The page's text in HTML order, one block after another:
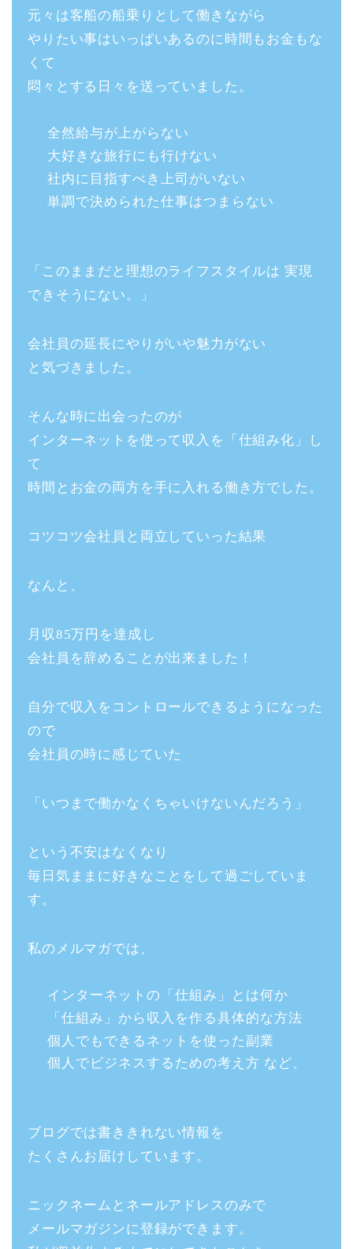
元々は客船の船乗りとして働きながら
やりたい事はいっぱいあるのに時間もお金もな
くて
悶々とする日々を送っていました。
全然給与が上がらない
大好きな旅行にも行けない
社内に目指すべき上司がいない
単調で決められた仕事はつまらない
「このままだと理想のライフスタイルは 実現
できそうにない。」
会社員の延長にやりがいや魅力がない
と気づきました。
そんな時に出会ったのが
インターネットを使って収入を「仕組み化」し
て
時間とお金の両方を手に入れる働き方でした。
コツコツ会社員と両立していった結果
なんと、
月収85万円を達成し
会社員を辞めることが出来ました！
自分で収入をコントロールできるようになった
ので
会社員の時に感じていた
「いつまで働かなくちゃいけないんだろう」
という不安はなくなり
毎日気ままに好きなことをして過ごしていま
す。
私のメルマガでは、
インターネットの「仕組み」とは何か
「仕組み」から収入を作る具体的な方法
個人でもできるネットを使った副業
個人でビジネスするための考え方 など、
ブログでは書ききれない情報を
たくさんお届けしています。
ニックネームとネールアドレスのみで
メールマガジンに登録ができます。